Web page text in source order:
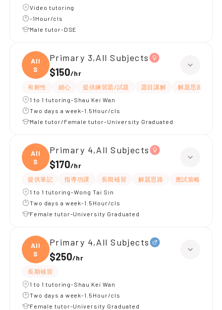
Video tutoring
-1Hour/cls
Male tutor-DSE
All
S
Primary 3,All Subjects
$150/hr
有耐性 細心 提供練習題/試題 題目講解
解題思路
1 to 1 tutoring-Shau Kei Wan
Two days a week-1.5Hour/cls
Male tutor/Female tutor-University Graduated
All
S
Primary 4,All Subjects
$170/hr
提供筆記 指導功課 長期補習 解題思路 應試策略
1 to 1 tutoring-Wong Tai Sin
Two days a week-1.5Hour/cls
Female tutor-University Graduated
All
S
Primary 4,All Subjects
$250/hr
長期補習
1 to 1 tutoring-Shau Kei Wan
Two days a week-1.5Hour/cls
Female tutor-University Graduated